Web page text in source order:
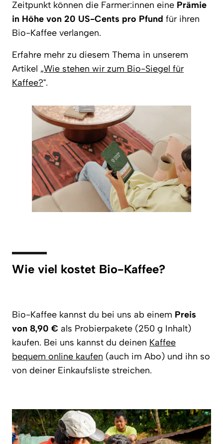
Zeitpunkt können die Farmer:innen eine Prämie
in Höhe von 20 US-Cents pro Pfund für ihren
Bio-Kaffee verlangen.
Erfahre mehr zu diesem Thema in unserem
Artikel „Wie stehen wir zum Bio-Siegel für
Kaffee?“.
Wie viel kostet Bio-Kaffee?
Bio-Kaffee kannst du bei uns ab einem Preis
von 8,90 € als Probierpakete (250 g Inhalt)
kaufen. Bei uns kannst du deinen Kaffee
bequem online kaufen (auch im Abo) und ihn so
von deiner Einkaufsliste streichen.